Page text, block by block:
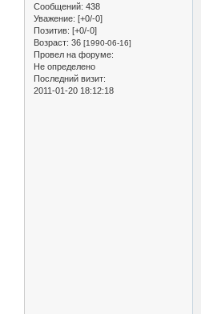
Сообщений: 438
Уважение: [+0/-0]
Позитив: [+0/-0]
Возраст: 36 [1990-06-16]
Провел на форуме:
Не определено
Последний визит:
2011-01-20 18:12:18